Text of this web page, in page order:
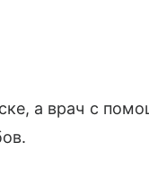
а врач с